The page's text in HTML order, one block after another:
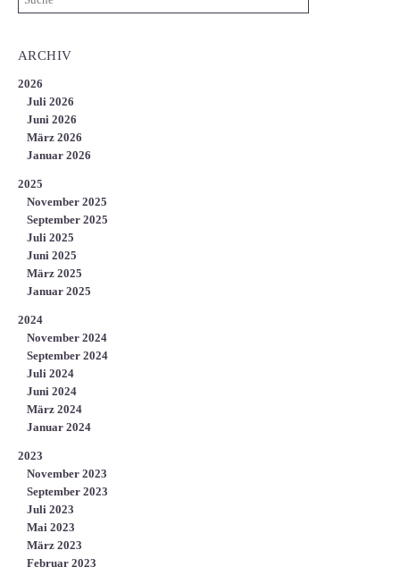
ARCHIV
2026
Juli 2026
Juni 2026
März 2026
Januar 2026
2025
November 2025
September 2025
Juli 2025
Juni 2025
März 2025
Januar 2025
2024
November 2024
September 2024
Juli 2024
Juni 2024
März 2024
Januar 2024
2023
November 2023
September 2023
Juli 2023
Mai 2023
März 2023
Februar 2023